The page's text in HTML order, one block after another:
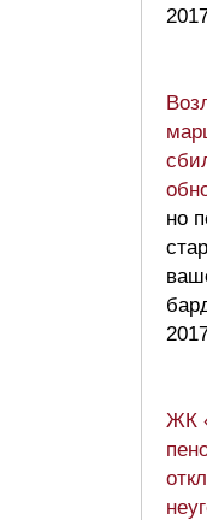
но
ЖК